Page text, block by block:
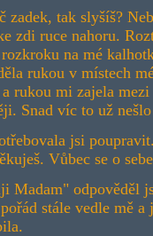
zadek, tak slyšíš?
zdi ruce nahoru.
na mé
rukou v místech
a rukou mi zajela
Snad víc to už nešlo
jsi
Vůbec se o
Madam" odpověděl
stále vedle mě